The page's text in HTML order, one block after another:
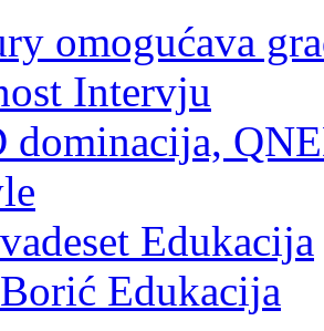
omogućava
Intervju
dominacija,
Edukacija
Edukacija